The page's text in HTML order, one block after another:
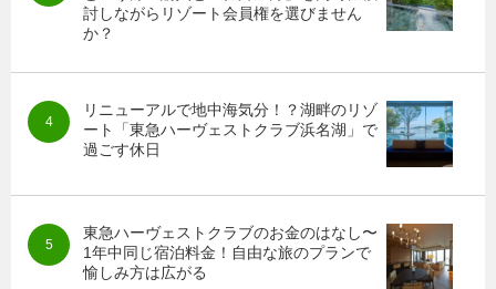
討しながらリゾート会員権を選びません
か？
リニューアルで地中海気分！？湖畔のリゾ
ート「東急ハーヴェストクラブ浜名湖」で
過ごす休日
東急ハーヴェストクラブのお金のはなし〜
1年中同じ宿泊料金！自由な旅のプランで
愉しみ方は広がる